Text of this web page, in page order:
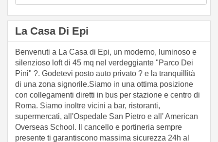
La Casa Di Epi
Benvenuti a La Casa di Epi, un moderno, luminoso e
silenzioso loft di 45 mq nel verdeggiante "Parco Dei
Pini" ?. Godetevi posto auto privato ? e la tranquillità
di una zona signorile.Siamo in una ottima posizione
con collegamenti diretti in bus per stazione e centro di
Roma. Siamo inoltre vicini a bar, ristoranti,
supermercati, all'Ospedale San Pietro e all' American
Overseas School. Il cancello e portineria sempre
presente ti garantiscono massima sicurezza 24h al